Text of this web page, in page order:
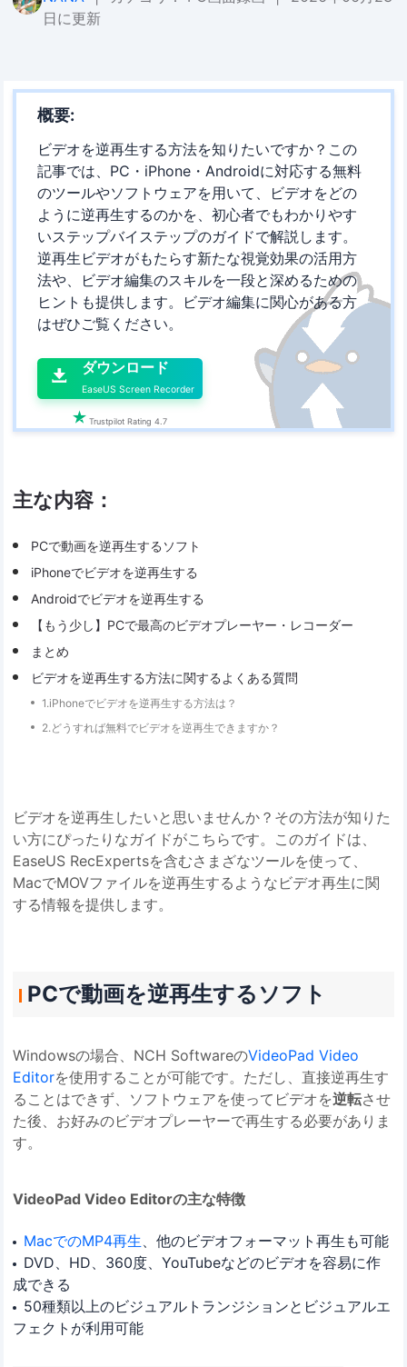
日に更新
概要:
ビデオを逆再生する方法を知りたいですか？この
記事では、PC・iPhone・Androidに対応する無料
のツールやソフトウェアを用いて、ビデオをどの
ように逆再生するのかを、初心者でもわかりやす
いステップバイステップのガイドで解説します。
逆再生ビデオがもたらす新たな視覚効果の活用方
法や、ビデオ編集のスキルを一段と深めるための
ヒントも提供します。ビデオ編集に関心がある方
はぜひご覧ください。

 ダウンロード
EaseUS Screen Recorder
 Trustpilot Rating 4.7
主な内容：
PCで動画を逆再生するソフト
iPhoneでビデオを逆再生する
Androidでビデオを逆再生する
【もう少し】PCで最高のビデオプレーヤー・レコーダー
まとめ
ビデオを逆再生する方法に関するよくある質問
1.iPhoneでビデオを逆再生する方法は？
2.どうすれば無料でビデオを逆再生できますか？
ビデオを逆再生したいと思いませんか？その方法が知りた
い方にぴったりなガイドがこちらです。このガイドは、
EaseUS RecExpertsを含むさまざなツールを使って、
MacでMOVファイルを逆再生するようなビデオ再生に関
する情報を提供します。
PCで動画を逆再生するソフト
Windowsの場合、NCH SoftwareのVideoPad Video
Editorを使用することが可能です。ただし、直接逆再生す
ることはできず、ソフトウェアを使ってビデオを逆転させ
た後、お好みのビデオプレーヤーで再生する必要がありま
す。
VideoPad Video Editorの主な特徴
MacでのMP4再生 、他のビデオフォーマット再生も可能
DVD、HD、360度、YouTubeなどのビデオを容易に作
成できる
50種類以上のビジュアルトランジションとビジュアルエ
フェクトが利用可能